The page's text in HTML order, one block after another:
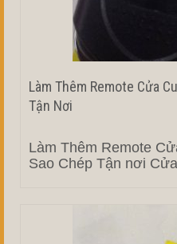
Làm Thêm Remote Cửa
Tận Nơi
Làm Thêm Remote
Sao Chép Tận nơi